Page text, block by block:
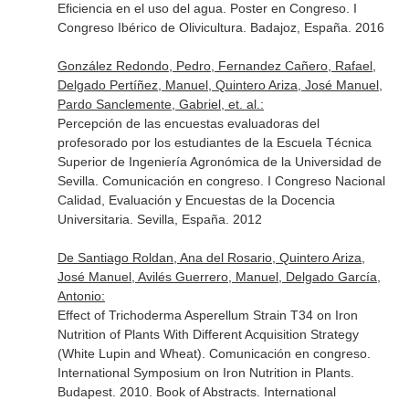
Eficiencia en el uso del agua. Poster en Congreso. I
Congreso Ibérico de Olivicultura. Badajoz, España. 2016
González Redondo, Pedro, Fernandez Cañero, Rafael,
Delgado Pertíñez, Manuel, Quintero Ariza, José Manuel,
Pardo Sanclemente, Gabriel, et. al.:
Percepción de las encuestas evaluadoras del
profesorado por los estudiantes de la Escuela Técnica
Superior de Ingeniería Agronómica de la Universidad de
Sevilla. Comunicación en congreso. I Congreso Nacional
Calidad, Evaluación y Encuestas de la Docencia
Universitaria. Sevilla, España. 2012
De Santiago Roldan, Ana del Rosario, Quintero Ariza,
José Manuel, Avilés Guerrero, Manuel, Delgado García,
Antonio:
Effect of Trichoderma Asperellum Strain T34 on Iron
Nutrition of Plants With Different Acquisition Strategy
(White Lupin and Wheat). Comunicación en congreso.
International Symposium on Iron Nutrition in Plants.
Budapest. 2010. Book of Abstracts. International